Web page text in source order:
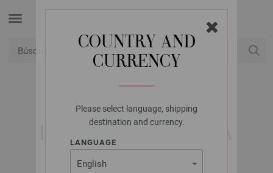
COUNTRY AND
CURRENCY
Please select language, shipping
destination and currency.
LANGUAGE
UNION KNOPF
PIEDRA DECORATIVA
451701/25MM